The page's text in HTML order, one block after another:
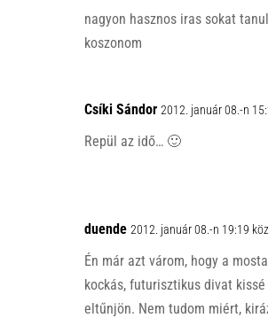
nagyon hasznos iras sokat
koszonom
Csíki Sándor 2012. január 08.-n
Repül az idő… 🙂
duende 2012. január 08.-n 19:19
Én már azt várom, hogy a
kockás, futurisztikus divat
eltűnjön. Nem tudom miért,